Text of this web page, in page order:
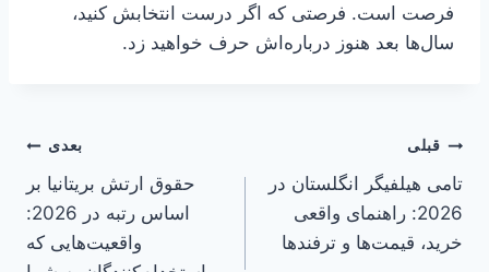
فرصت است. فرصتی که اگر درست انتخابش کنید،
سال‌ها بعد هنوز درباره‌اش حرف خواهید زد.
راهبری
نوشته
قبلی
تامی هیلفیگر انگلستان در
2026: راهنمای واقعی
خرید، قیمت‌ها و ترفندها
بعدی
حقوق ارتش بریتانیا بر
اساس رتبه در 2026:
واقعیت‌هایی که